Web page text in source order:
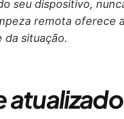
seu dispositivo,
remota oferece
situação.